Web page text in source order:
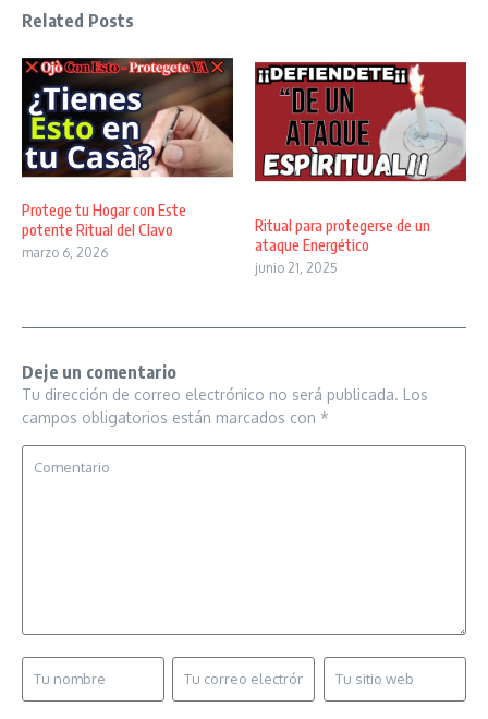
Related Posts
Protege tu Hogar con Este
potente Ritual del Clavo
marzo 6, 2026
Ritual para protegerse de un
ataque Energético
junio 21, 2025
Deje un comentario
Tu dirección de correo electrónico no será publicada. Los
campos obligatorios están marcados con *